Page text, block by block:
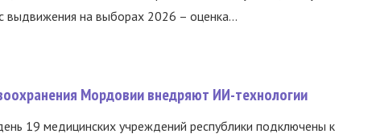
выдвижения на выборах 2026 – оценка...
Мордовии внедряют ИИ-технологии
19 медицинских учреждений республики подключены к